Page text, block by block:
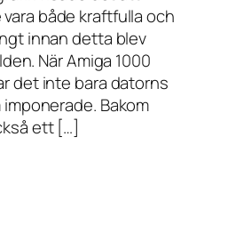
både kraftfulla och
innan detta blev
När Amiga 1000
det inte bara datorns
Bakom
ett […]